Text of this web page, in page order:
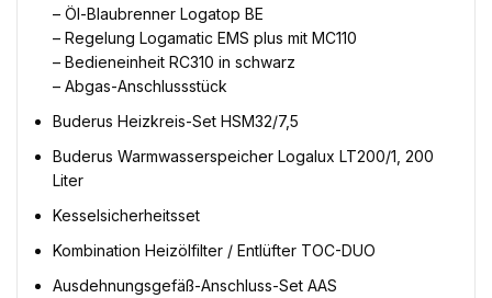
– Öl-Blaubrenner Logatop BE
– Regelung Logamatic EMS plus mit MC110
– Bedieneinheit RC310 in schwarz
– Abgas-Anschlussstück
Buderus Heizkreis-Set HSM32/7,5
Buderus Warmwasserspeicher Logalux LT200/1, 200
Liter
Kesselsicherheitsset
Kombination Heizölfilter / Entlüfter TOC-DUO
Ausdehnungsgefäß-Anschluss-Set AAS